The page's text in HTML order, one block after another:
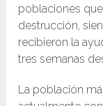
poblaciones
destrucción,
recibieron la
tres semanas
La población